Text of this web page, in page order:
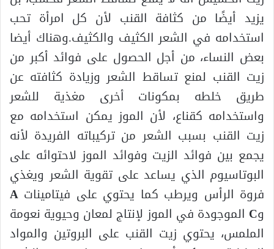
يزيد أيضًا من كثافة القنب لأن كل امرأة تحب
استخدامه في الشعر الكثيف والكثيف.وهناك أيضا
بعض النساء، من أجل الحصول على فوائد أكبر من
زيت القنب لمنع تساقط الشعر وزيادة كثافته عن
طريق خلطه بمكونات أخرى مغذية للشعر
واستخدامه كقناع، لأن الموز يمكن استخدامه مع
زيت القنب بسبب الشعر من تركيباته الفريدة لأنه
يجمع بين فوائد الزيت وفوائد الموز لاحتوائه على
البوتاسيوم الذي يساعد على تقوية الشعر ويغذي
فروة الرأس ويرطب كما يحتوي على فيتامينات A
وC الموجودة في الموز لإنتاج لمعان وحيوية نعومة
الملمس، يحتوي زيت القنب على البروتين والمواد